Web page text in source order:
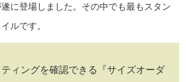
に登場しました。その中でも最もスタン
ルです。
ィングを確認できる『サイズオーダ